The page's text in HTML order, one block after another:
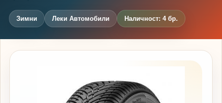
Зимни Леки Автомобили Наличност: 4 бр.